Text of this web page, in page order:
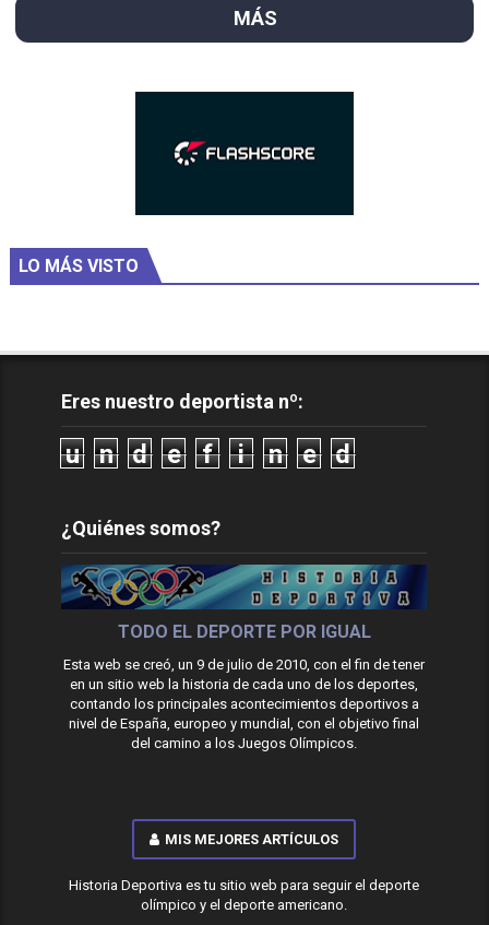
MÁS
LO MÁS VISTO
Eres nuestro deportista nº:
u n d e f i n e d
¿Quiénes somos?
TODO EL DEPORTE POR IGUAL
Esta web se creó, un 9 de julio de 2010, con el fin de tener
en un sitio web la historia de cada uno de los deportes,
contando los principales acontecimientos deportivos a
nivel de España, europeo y mundial, con el objetivo final
del camino a los Juegos Olímpicos.
MIS MEJORES ARTÍCULOS
Historia Deportiva es tu sitio web para seguir el deporte
olímpico y el deporte americano.